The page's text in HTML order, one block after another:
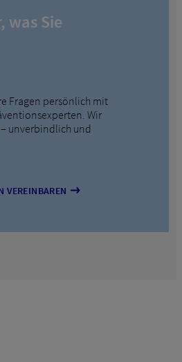
was Sie
Fragen persönlich mit
Wir
unverbindlich und
VEREINBAREN